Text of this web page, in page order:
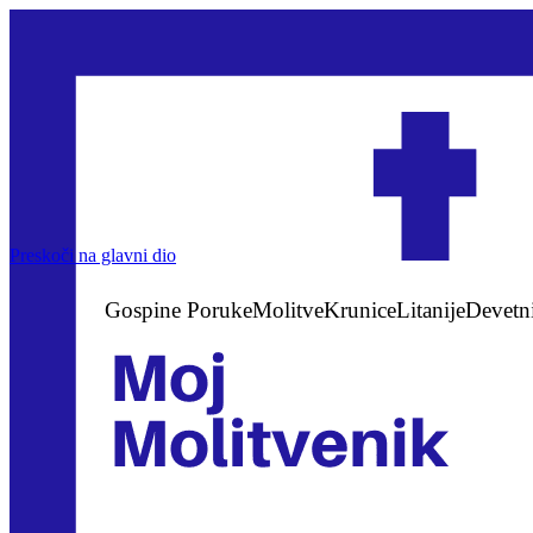
Preskoči na glavni dio
Gospine PorukeMolitveKruniceLitanije